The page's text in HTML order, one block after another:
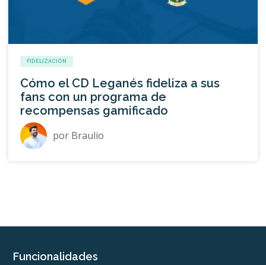
FIDELIZACIÓN
Cómo el CD Leganés fideliza a sus
fans con un programa de
recompensas gamificado
por Braulio
Funcionalidades